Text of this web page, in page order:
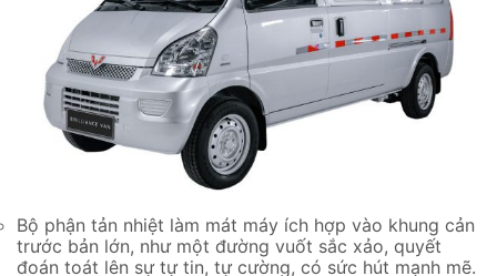
Bộ phận tản nhiệt làm mát máy ích hợp vào khung cản
trước bản lớn, như một đường vuốt sắc xảo, quyết
đoán toát lên sự tự tin, tự cường, có sức hút mạnh mẽ.